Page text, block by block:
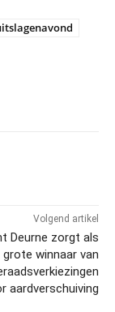
Volgend artikel
Deurne zorgt als
grote winnaar van
aardverschuiving